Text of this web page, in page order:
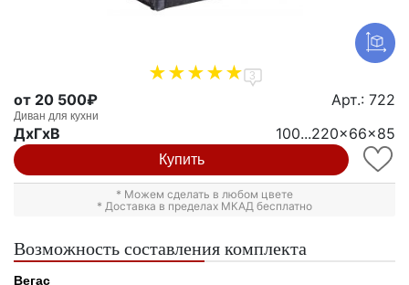
3
от 20 500₽ Арт.: 722
Диван для кухни
ДxГxВ 100...220x66x85
Купить
* Можем сделать в любом цвете
* Доставка в пределах МКАД бесплатно
Возможность составления комплекта
Вегас